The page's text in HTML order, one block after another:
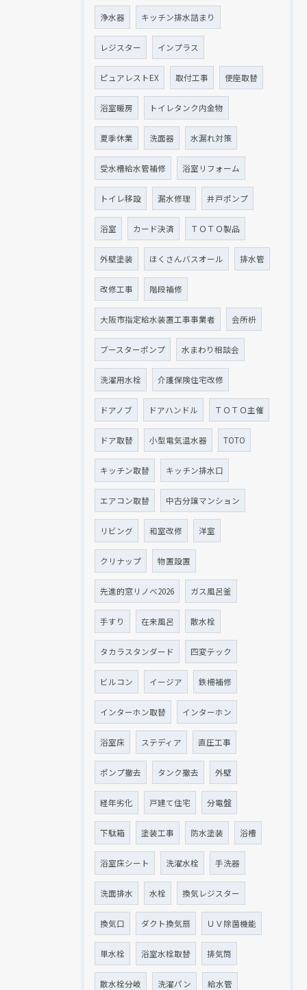
浄水器 キッチン排水詰まり
レジスター インプラス
ピュアレストEX 取付工事 便座取替
浴室暖房 トイレタンク内金物
夏季休業 洗面器 水漏れ対策
受水槽給水管補修 浴室リフォーム
トイレ移設 漏水修理 井戸ポンプ
浴室 カード決済 ＴＯＴＯ製品
外壁塗装 ほくさんバスオール 排水管
改修工事 階段補修
大阪市指定給水装置工事事業者 会所枡
ブースターポンプ 水まわり相談会
洗濯用水栓 介護保険住宅改修
ドアノブ ドアハンドル ＴＯＴＯ主催
ドア取替 小型電気温水器 TOTO
キッチン取替 キッチン排水口
エアコン取替 中古分譲マンション
リビング 和室改修 洋室
クリナップ 物置設置
先進的窓リノベ2026 ガス風呂釜
手すり 在来風呂 散水栓
タカラスタンダード 四変テック
ビルコン イージア 鉄柵補修
インターホン取替 インターホン
浴室床 ステディア 直圧工事
ポンプ撤去 タンク撤去 外壁
経年劣化 戸建て住宅 分電盤
下駄箱 塗装工事 防水塗装 浴槽
浴室床シート 洗濯水栓 手洗器
洗面排水 水栓 換気レジスター
換気口 ダクト換気扇 ＵＶ除菌機能
単水栓 浴室水栓取替 排気筒
散水栓分岐 洗濯パン 給水管